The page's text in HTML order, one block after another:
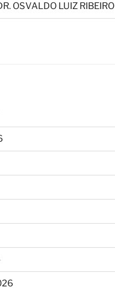
OSVALDO LUIZ RIBEIRO